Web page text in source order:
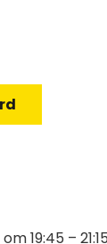
19:45 –